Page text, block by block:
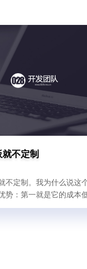
不定制
不定制。我为什么说这
势：第一就是它的成本
城我们交付快2-3天，